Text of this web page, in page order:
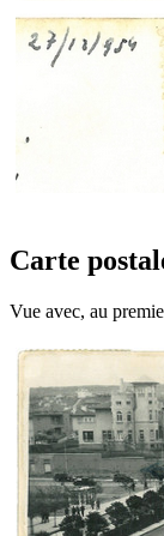
Carte
Vue avec, au